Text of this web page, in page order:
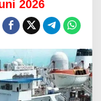
2026